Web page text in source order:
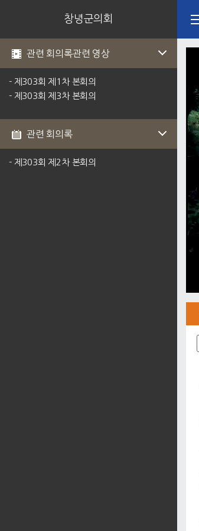
창녕군의회
관련 회의록관련 영상
- 제303회 제1차 본회의
- 제303회 제3차 본회의
관련 회의록
- 제303회 제2차 본회의